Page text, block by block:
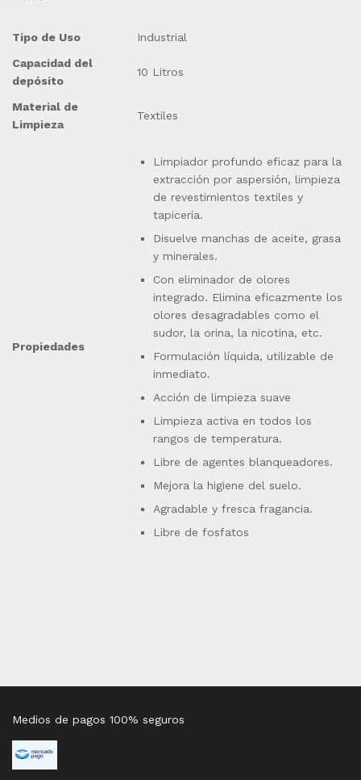
Tipo de Uso
Industrial
Capacidad del
depósito
10 Litros
Material de
Limpieza
Textiles
Propiedades
Limpiador profundo eficaz para la
extracción por aspersión, limpieza
de revestimientos textiles y
tapicería.
Disuelve manchas de aceite, grasa
y minerales.
Con eliminador de olores
integrado. Elimina eficazmente los
olores desagradables como el
sudor, la orina, la nicotina, etc.
Formulación líquida, utilizable de
inmediato.
Acción de limpieza suave
Limpieza activa en todos los
rangos de temperatura.
Libre de agentes blanqueadores.
Mejora la higiene del suelo.
Agradable y fresca fragancia.
Libre de fosfatos
Medios de pagos 100% seguros